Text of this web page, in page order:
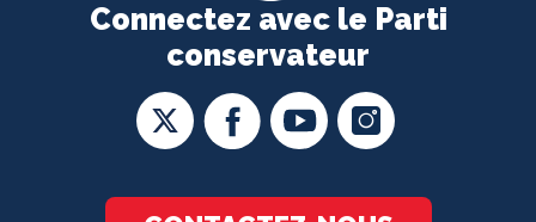
Connectez avec le Parti
conservateur